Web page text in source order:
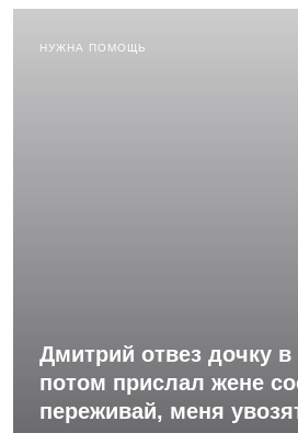
НУЖНА ПОМОЩЬ
Дмитрий отвез дочку
потом прислал жене
переживай, меня